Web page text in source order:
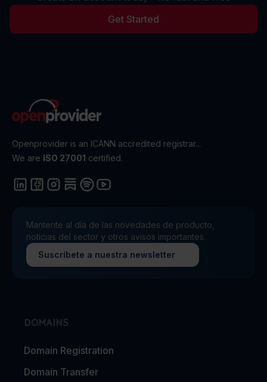
Get Started
Openprovider is an ICANN accredited registrar...
We are ISO 27001 certified.
Mantente al día de las novedades de producto,
noticias del sector y otros avisos importantes.
Suscríbete a nuestra newsletter
DOMAINS
Domain Registration
Domain Transfer